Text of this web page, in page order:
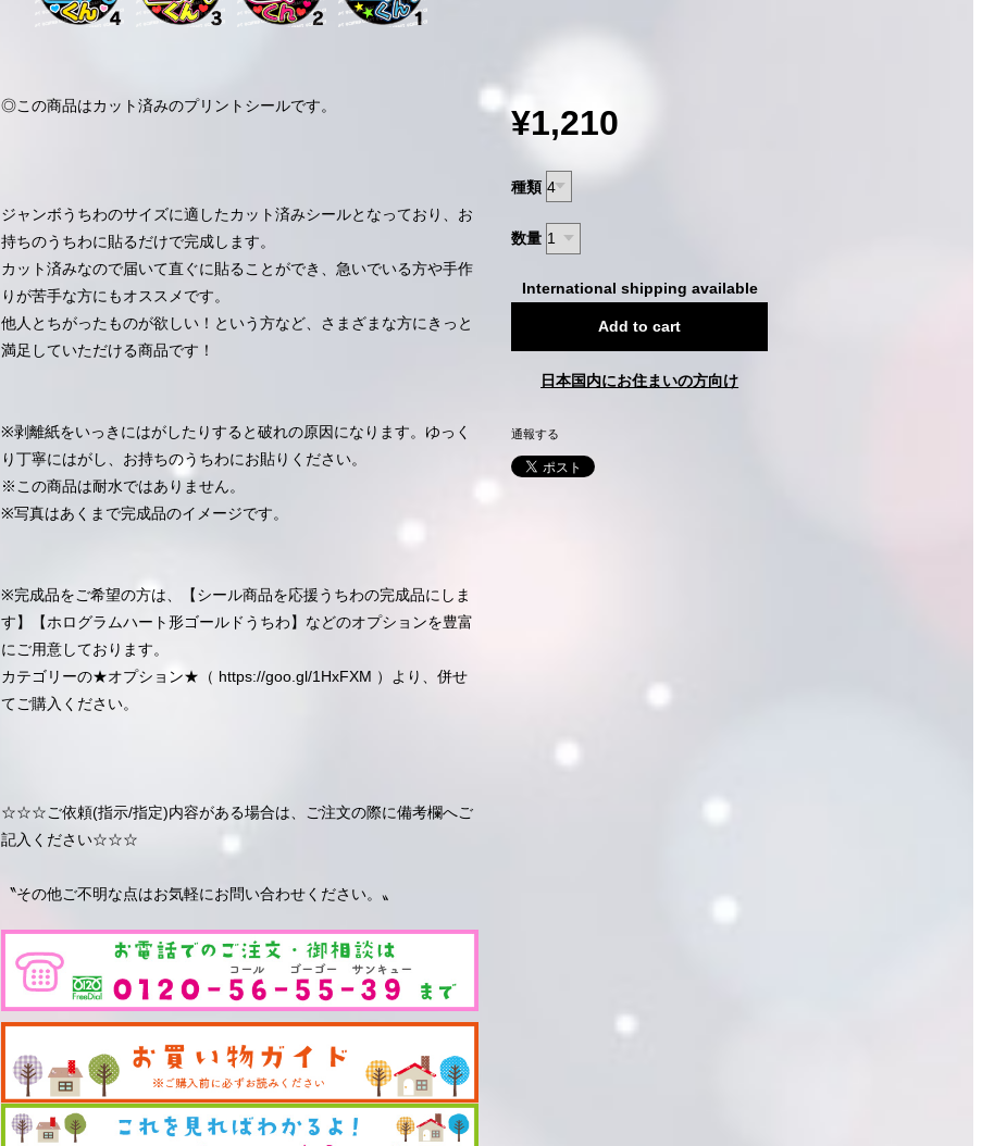
◎この商品はカット済みのプリントシールです。
ジャンボうちわのサイズに適したカット済みシールとなっており、お
持ちのうちわに貼るだけで完成します。
カット済みなので届いて直ぐに貼ることができ、急いでいる方や手作
りが苦手な方にもオススメです。
他人とちがったものが欲しい！という方など、さまざまな方にきっと
満足していただける商品です！
※剥離紙をいっきにはがしたりすると破れの原因になります。ゆっく
り丁寧にはがし、お持ちのうちわにお貼りください。
※この商品は耐水ではありません。
※写真はあくまで完成品のイメージです。
※完成品をご希望の方は、【シール商品を応援うちわの完成品にしま
す】【ホログラムハート形ゴールドうちわ】などのオプションを豊富
にご用意しております。
カテゴリーの★オプション★（ https://goo.gl/1HxFXM ）より、併せ
てご購入ください。
☆☆☆ご依頼(指示/指定)内容がある場合は、ご注文の際に備考欄へご
記入ください☆☆☆
〝その他ご不明な点はお気軽にお問い合わせください。〟
¥1,210
種類
数量
International shipping available
Add to cart
日本国内にお住まいの方向け
通報する